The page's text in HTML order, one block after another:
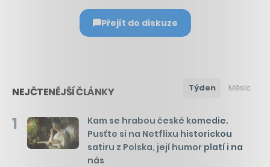
Přejít do diskuze
NEJČTENĚJŠÍ ČLÁNKY Týden Měsíc
1
Kam se hrabou české komedie.
Pusťte si na Netflixu historickou
satiru z Polska, její humor platí i na
nás